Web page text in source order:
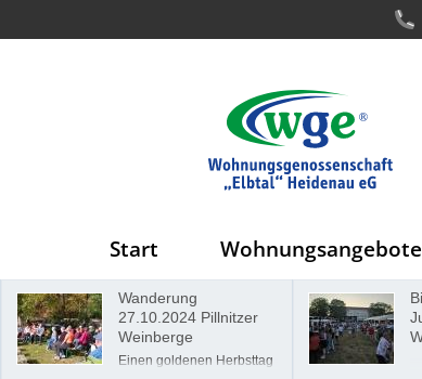
Start Wohnungsangebote
Wanderung
27.10.2024 Pillnitzer
Weinberge
Einen goldenen Herbsttag